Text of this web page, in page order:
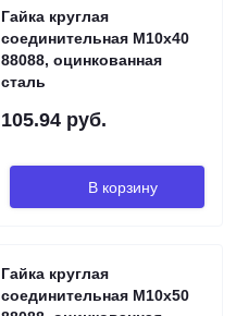
Гайка круглая
соединительная М10х40
88088, оцинкованная
сталь
105.94 руб.
В корзину
Гайка круглая
соединительная М10х50